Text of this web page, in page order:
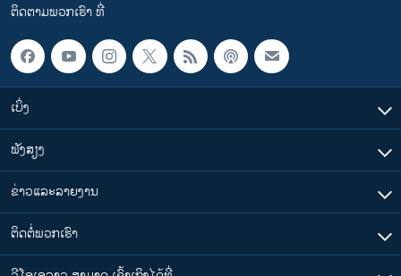
ຕິດຕາມພວກເຮົາ ທີ່
ເບິ່ງ
ຟັງສຽງ
ຂ່າວແລະລາຍງານ
ຕິດຕໍ່ພວກເຮົາ